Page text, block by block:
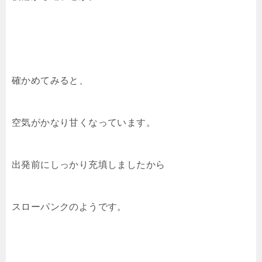
確かめてみると、
空気がかなり甘くなっています。
出発前にしっかり充填しましたから
スローパンクのようです。